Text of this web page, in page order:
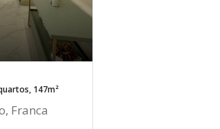
147m²
Franca